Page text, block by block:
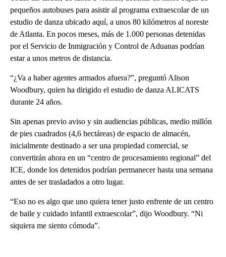
pequeños autobuses para asistir al programa extraescolar de un
estudio de danza ubicado aquí, a unos 80 kilómetros al noreste
de Atlanta. En pocos meses, más de 1.000 personas detenidas
por el Servicio de Inmigración y Control de Aduanas podrían
estar a unos metros de distancia.
“¿Va a haber agentes armados afuera?”, preguntó Alison
Woodbury, quien ha dirigido el estudio de danza ALICATS
durante 24 años.
Sin apenas previo aviso y sin audiencias públicas, medio millón
de pies cuadrados (4,6 hectáreas) de espacio de almacén,
inicialmente destinado a ser una propiedad comercial, se
convertirán ahora en un “centro de procesamiento regional” del
ICE, donde los detenidos podrían permanecer hasta una semana
antes de ser trasladados a otro lugar.
“Eso no es algo que uno quiera tener justo enfrente de un centro
de baile y cuidado infantil extraescolar”, dijo Woodbury. “Ni
siquiera me siento cómoda”.